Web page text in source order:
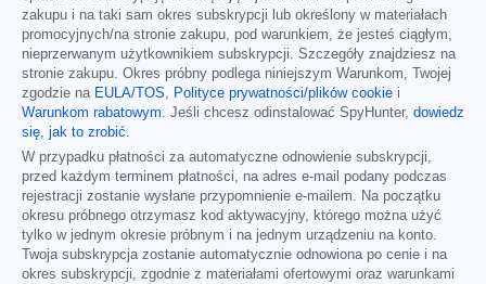
zakupu i na taki sam okres subskrypcji lub określony w materiałach
promocyjnych/na stronie zakupu, pod warunkiem, że jesteś ciągłym,
nieprzerwanym użytkownikiem subskrypcji. Szczegóły znajdziesz na
stronie zakupu. Okres próbny podlega niniejszym Warunkom, Twojej
zgodzie na EULA/TOS Polityce prywatności/plików cookie i
Warunkom rabatowym . Jeśli chcesz odinstalować SpyHunter, dowiedz
się, jak to zrobić
W przypadku płatności za automatyczne odnowienie subskrypcji,
przed każdym terminem płatności, na adres e-mail podany podczas
rejestracji zostanie wysłane przypomnienie e-mailem. Na początku
okresu próbnego otrzymasz kod aktywacyjny, którego można użyć
tylko w jednym okresie próbnym i na jednym urządzeniu na konto.
Twoja subskrypcja zostanie automatycznie odnowiona po cenie i na
okres subskrypcji, zgodnie z materiałami ofertowymi oraz warunkami